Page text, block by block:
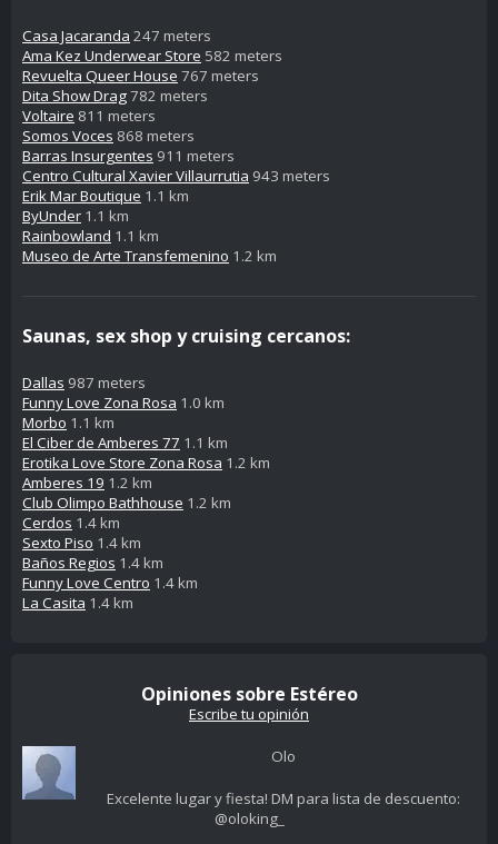
Casa Jacaranda 247 meters
Ama Kez Underwear Store 582 meters
Revuelta Queer House 767 meters
Dita Show Drag782 meters
Voltaire 811 meters
Somos Voces 868 meters
Barras Insurgentes 911 meters
Centro Cultural Xavier Villaurrutia 943 meters
Erik Mar Boutique 1.1 km
ByUnder 1.1 km
Rainbowland 1.1 km
Museo de Arte Transfemenino 1.2 km
Saunas, sex shop y cruising cercanos:
Dallas 987 meters
Funny Love Zona Rosa 1.0 km
Morbo 1.1 km
El Ciber de Amberes 77 1.1 km
Erotika Love Store Zona Rosa 1.2 km
Amberes 19 1.2 km
Club Olimpo Bathhouse 1.2 km
Cerdos 1.4 km
Sexto Piso 1.4 km
Baños Regios 1.4 km
Funny Love Centro 1.4 km
La Casita 1.4 km
Opiniones sobre Estéreo
Escribe tu opinión
Olo
Excelente lugar y fiesta! DM para lista de descuento:
@oloking_